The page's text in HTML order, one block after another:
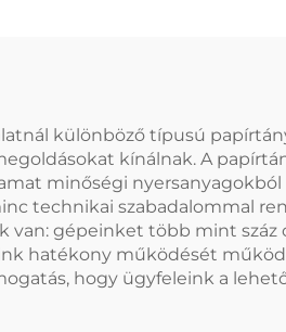
különböző típusú
kínálnak. A
minőségi
technikai szabadalommal
gépeinket több mint
hatékony működését
hogy ügyfeleink a